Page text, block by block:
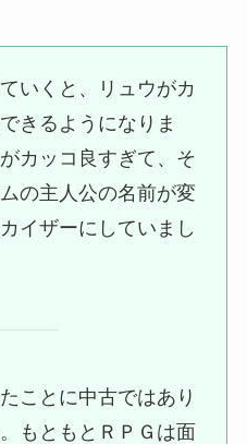
いくと、リュウがカ
きるようになりま
カッコ良すぎて、そ
の主人公の名前が変
イザーにしていまし
ことに中古ではあり
もともとＲＰＧは面